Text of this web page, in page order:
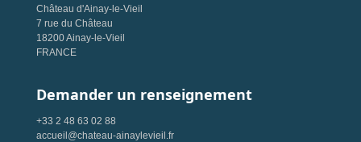
Château d'Ainay-le-Vieil
7 rue du Château
18200 Ainay-le-Vieil
FRANCE
Demander un renseignement
+33 2 48 63 02 88
accueil@chateau-ainaylevieil.fr